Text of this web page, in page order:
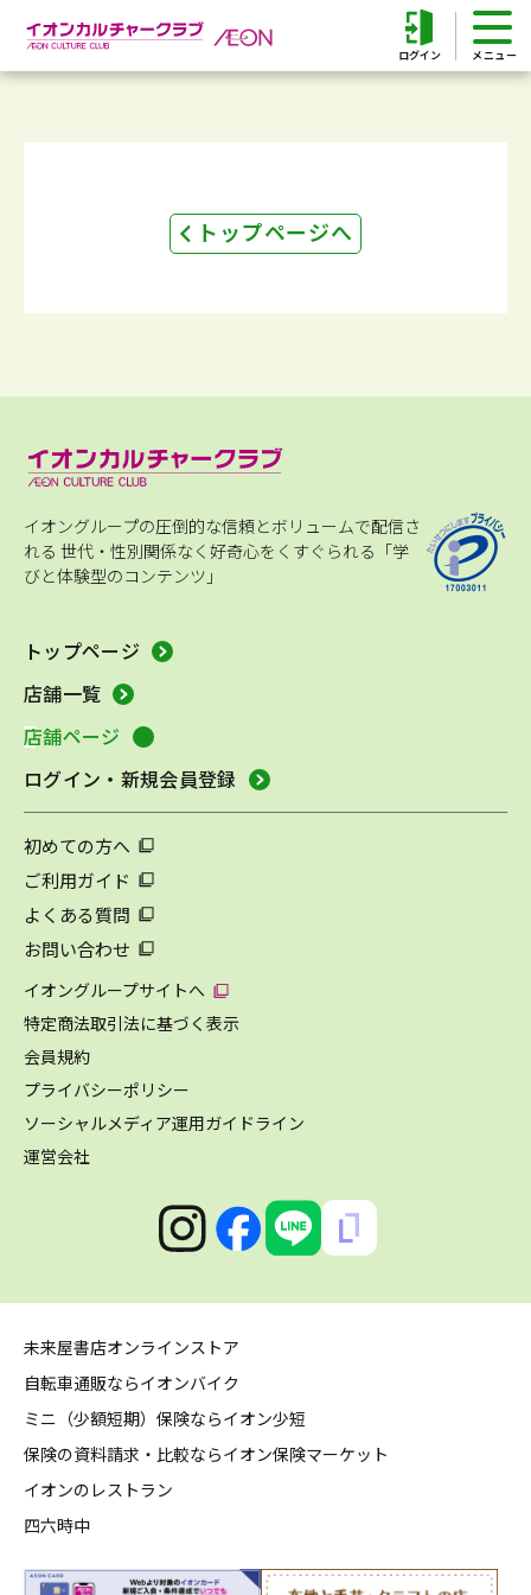
ログイン
トップページへ
イオングループの圧倒的な信頼とボリュームで配信さ
れる 世代・性別関係なく好奇心をくすぐられる「学
びと体験型のコンテンツ」
トップページ
店舗一覧
店舗ページ
ログイン・新規会員登録
初めての方へ
ご利用ガイド
よくある質問
お問い合わせ
イオングループサイトへ
特定商法取引法に基づく表示
会員規約
プライバシーポリシー
ソーシャルメディア運用ガイドライン
運営会社
未来屋書店オンラインストア
自転車通販ならイオンバイク
ミニ（少額短期）保険ならイオン少短
保険の資料請求・比較ならイオン保険マーケット
イオンのレストラン
四六時中